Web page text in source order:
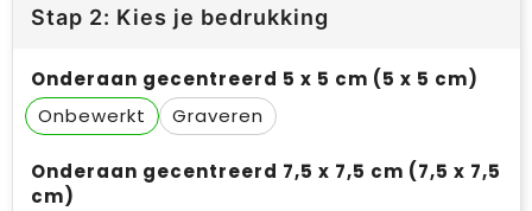
Stap 2: Kies je bedrukking
Onderaan gecentreerd 5 x 5 cm (5 x 5 cm)
Onbewerkt
Graveren
Onderaan gecentreerd 7,5 x 7,5 cm (7,5 x 7,5
cm)